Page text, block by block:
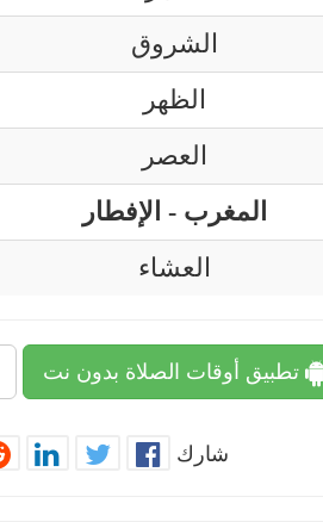
الشروق
الظهر
العصر
المغرب - الإفطار
العشاء
تطبيق أوقات الصلاة بدون نت
شارك